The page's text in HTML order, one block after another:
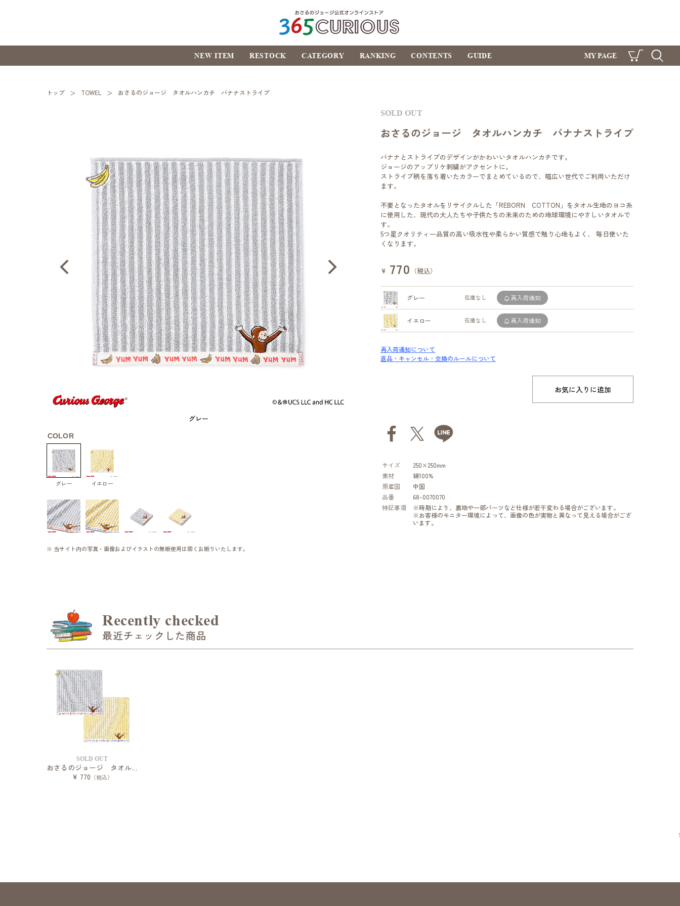
おさるのジョージ公式オ
ンラインストア
NEW ITEM RESTOCK CATEGORY RANKING CONTENTS GUIDE
MY PAGE
CART SEARCH
トップ TOWEL おさるのジョージ タオルハンカチ バナナストライプ
グレー
COLOR
グレー イエロー
※ 当サイト内の写真・画像およびイラストの無断使用は固くお断りいたします。
SOLD OUT
おさるのジョージ タオルハンカチ バナナストライプ
バナナとストライプのデザインがかわいいタオルハンカチです。
ジョージのアップリケ刺繍がアクセントに。
ストライプ柄を落ち着いたカラーでまとめているので、幅広い世代でご利用いただけ
ます。
不要となったタオルをリサイクルした「REBORN COTTON」をタオル生地のヨコ糸
に使用した、現代の大人たちや子供たちの未来のための地球環境にやさしいタオルで
す。
5つ星クオリティー品質の高い吸水性や柔らかい質感で触り心地もよく、 毎日使いた
くなります。
¥ 770 （税込）
グレー 在庫なし 再入荷通知
イエロー 在庫なし 再入荷通知
再入荷通知について
返品・キャンセル・交換のルールについて
お気に入りに追加
サイズ
250×250mm
素材
綿100%
原産国
中国
品番
68-0070070
特記事項
※時期により、裏地や一部パーツなど仕様が若干変わる場合がございます。
※お客様のモニター環境によって、画像の色が実物と異なって見える場合がござ
います。
Recently checked
最近チェックした商品
SOLD OUT
おさるのジョージ タオルハンカチ バナナストライプ
¥ 770 （税込）